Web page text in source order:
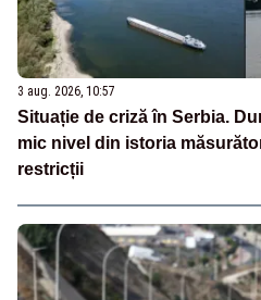
3 aug. 2026, 10:57
Situație de criză în Serbia.
mic nivel din istoria
restricții